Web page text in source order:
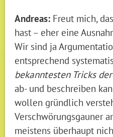
Andreas: Freut mich,
hast – eher eine
Wir sind ja
entsprechend
bekanntesten Tricks
ab- und beschreiben
wollen gründlich
Verschwörungsgauner
meistens überhaupt